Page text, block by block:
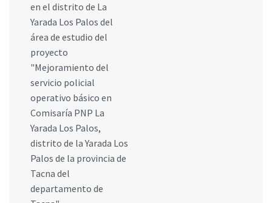
en el distrito de La
Yarada Los Palos del
área de estudio del
proyecto
"Mejoramiento del
servicio policial
operativo básico en
Comisaría PNP La
Yarada Los Palos,
distrito de la Yarada Los
Palos de la provincia de
Tacna del
departamento de